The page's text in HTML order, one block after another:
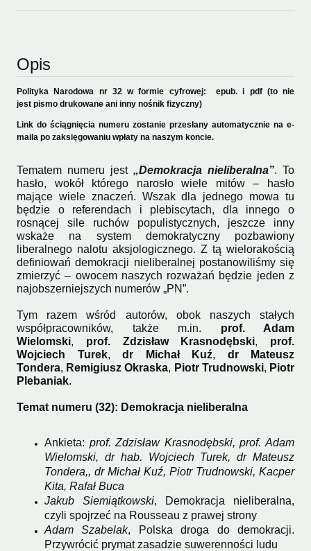
Opis
Polityka Narodowa nr 32 w formie cyfrowej: epub. i pdf (to nie
jest pismo drukowane ani inny nośnik fizyczny)
Link do ściągnięcia numeru zostanie przesłany automatycznie na e-
maila po zaksięgowaniu wpłaty na naszym koncie.
Tematem numeru jest „Demokracja nieliberalna”. To
hasło, wokół którego narosło wiele mitów – hasło
mające wiele znaczeń. Wszak dla jednego mowa tu
będzie o referendach i plebiscytach, dla innego o
rosnącej sile ruchów populistycznych, jeszcze inny
wskaże na system demokratyczny pozbawiony
liberalnego nalotu aksjologicznego. Z tą wielorakością
definiowań demokracji nieliberalnej postanowiliśmy się
zmierzyć – owocem naszych rozważań będzie jeden z
najobszerniejszych numerów „PN”.
Tym razem wśród autorów, obok naszych stałych
współpracowników, także m.in. prof. Adam
Wielomski, prof. Zdzisław Krasnodębski, prof.
Wojciech Turek, dr Michał Kuź, dr Mateusz
Tondera, Remigiusz Okraska, Piotr Trudnowski, Piotr
Plebaniak.
Temat numeru (32): Demokracja nieliberalna
Ankieta: prof. Zdzisław Krasnodębski, prof. Adam
Wielomski, dr hab. Wojciech Turek, dr Mateusz
Tondera,, dr Michał Kuź, Piotr Trudnowski, Kacper
Kita, Rafał Buca
Jakub Siemiątkowski, Demokracja nieliberalna,
czyli spojrzeć na Rousseau z prawej strony
Adam Szabelak, Polska droga do demokracji.
Przywrócić prymat zasadzie suwerenności ludu